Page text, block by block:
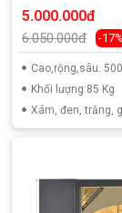
5.000.000đ
6.050.000đ -17%
Cao,rộng,sâu:
Khối lượng:85 Kg
Xám, đen, trắng,